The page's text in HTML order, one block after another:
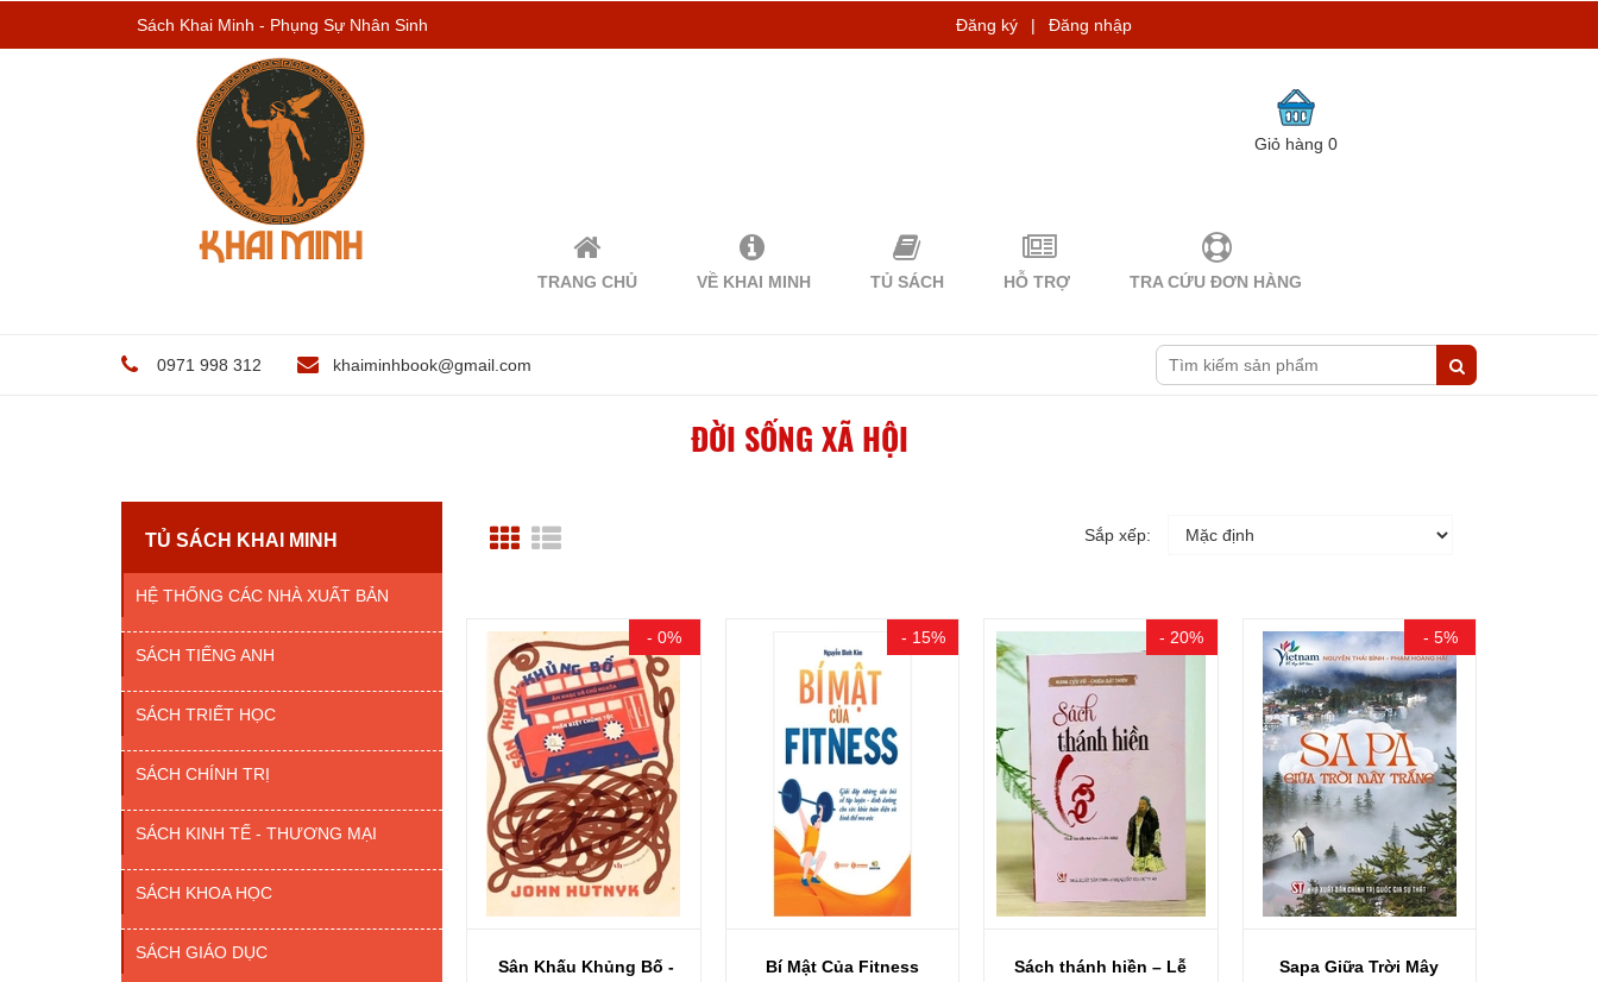
Sách Khai Minh - Phụng Sự Nhân Sinh Đăng ký | Đăng nhập
Giỏ hàng0
TRANG CHỦ VỀ KHAI MINH TỦ SÁCH HỖ TRỢ TRA CỨU ĐƠN HÀNG
0971 998 312 khaiminhbook@gmail.com
ĐỜI SỐNG XÃ HỘI
Sắp xếp:
- 0%
Sân Khấu Khủng Bố -
- 15%
Bí Mật Của Fitness
- 20%
Sách thánh hiền – Lễ
- 5%
Sapa Giữa Trời Mây
TỦ SÁCH KHAI MINH
HỆ THỐNG CÁC NHÀ XUẤT BẢN
SÁCH TIẾNG ANH
SÁCH TRIẾT HỌC
SÁCH CHÍNH TRỊ
SÁCH KINH TẾ - THƯƠNG MẠI
SÁCH KHOA HỌC
SÁCH GIÁO DỤC